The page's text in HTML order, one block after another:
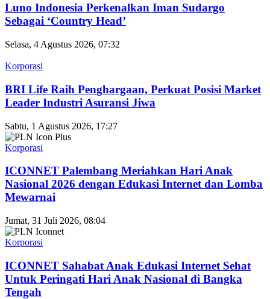
Luno Indonesia Perkenalkan Iman Sudargo
Sebagai ‘Country Head’
Selasa, 4 Agustus 2026, 07:32
Korporasi
BRI Life Raih Penghargaan, Perkuat Posisi Market
Leader Industri Asuransi Jiwa
Sabtu, 1 Agustus 2026, 17:27
Korporasi
ICONNET Palembang Meriahkan Hari Anak
Nasional 2026 dengan Edukasi Internet dan Lomba
Mewarnai
Jumat, 31 Juli 2026, 08:04
Korporasi
ICONNET Sahabat Anak Edukasi Internet Sehat
Untuk Peringati Hari Anak Nasional di Bangka
Tengah